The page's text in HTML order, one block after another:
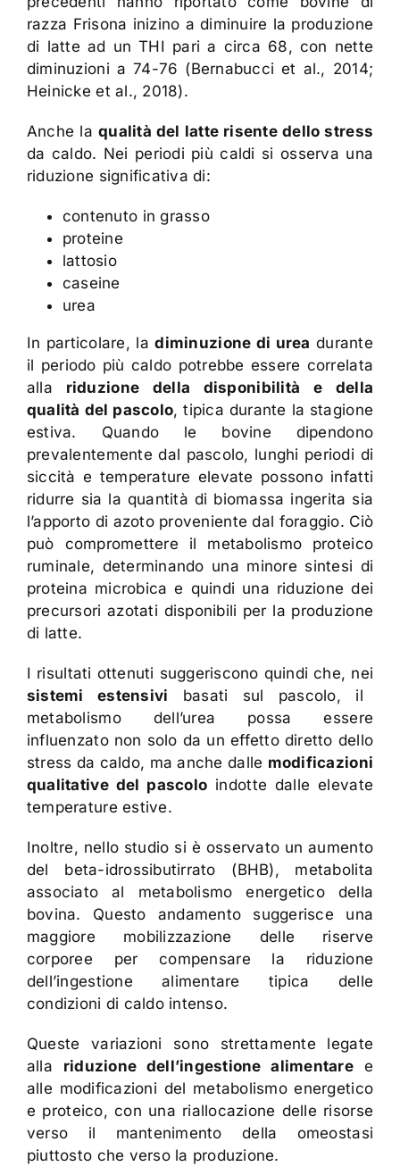
razza Frisona inizino a diminuire la produzione
di latte ad un THI pari a circa 68, con nette
diminuzioni a 74-76 (Bernabucci et al., 2014;
Heinicke et al., 2018).
Anche la qualità del latte risente dello stress
da caldo. Nei periodi più caldi si osserva una
riduzione significativa di:
contenuto in grasso
proteine
lattosio
caseine
urea
In particolare, ladiminuzione di urea durante
il periodo più caldo potrebbe essere correlata
alla riduzione della disponibilità e della
qualità del pascolo, tipica durante la stagione
estiva. Quando le bovine dipendono
prevalentemente dal pascolo, lunghi periodi di
siccità e temperature elevate possono infatti
ridurre sia la quantità di biomassa ingerita sia
l’apporto di azoto proveniente dal foraggio. Ciò
può compromettere il metabolismo proteico
ruminale, determinando una minore sintesi di
proteina microbica e quindi una riduzione dei
precursori azotati disponibili per la produzione
di latte.
I risultati ottenuti suggeriscono quindi che, nei
sistemi estensivi basati sul pascolo, il
metabolismo dell’urea possa essere
influenzato non solo da un effetto diretto dello
stress da caldo, ma anche dalle modificazioni
qualitative del pascolo indotte dalle elevate
temperature estive.
Inoltre, nello studio si è osservato un aumento
del beta-idrossibutirrato (BHB), metabolita
associato al metabolismo energetico della
bovina. Questo andamento suggerisce una
maggiore mobilizzazione delle riserve
corporee per compensare la riduzione
dell’ingestione alimentare tipica delle
condizioni di caldo intenso.
Queste variazioni sono strettamente legate
alla riduzione dell’ingestione alimentare e
alle modificazioni del metabolismo energetico
e proteico, con una riallocazione delle risorse
verso il mantenimento della omeostasi
piuttosto che verso la produzione.